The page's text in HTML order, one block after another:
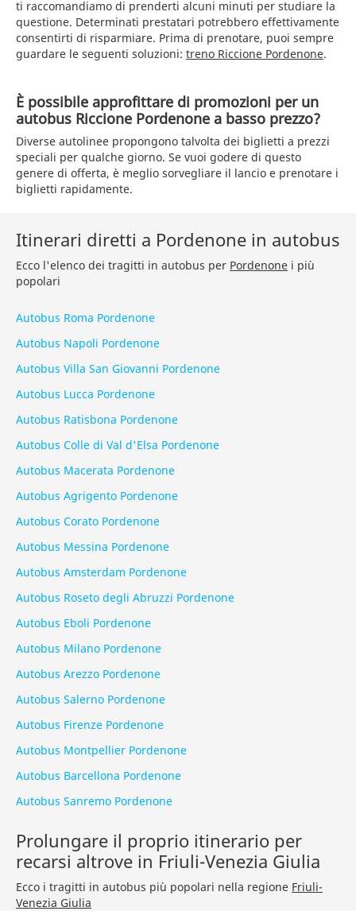
ti raccomandiamo di prenderti alcuni minuti per studiare la
questione. Determinati prestatari potrebbero effettivamente
consentirti di risparmiare. Prima di prenotare, puoi sempre
guardare le seguenti soluzioni: treno Riccione Pordenone.
È possibile approfittare di promozioni per un
autobus Riccione Pordenone a basso prezzo?
Diverse autolinee propongono talvolta dei biglietti a prezzi
speciali per qualche giorno. Se vuoi godere di questo
genere di offerta, è meglio sorvegliare il lancio e prenotare i
biglietti rapidamente.
Itinerari diretti a Pordenone in autobus
Ecco l'elenco dei tragitti in autobus per Pordenone i più
popolari
Autobus Roma Pordenone
Autobus Napoli Pordenone
Autobus Villa San Giovanni Pordenone
Autobus Lucca Pordenone
Autobus Ratisbona Pordenone
Autobus Colle di Val d'Elsa Pordenone
Autobus Macerata Pordenone
Autobus Agrigento Pordenone
Autobus Corato Pordenone
Autobus Messina Pordenone
Autobus Amsterdam Pordenone
Autobus Roseto degli Abruzzi Pordenone
Autobus Eboli Pordenone
Autobus Milano Pordenone
Autobus Arezzo Pordenone
Autobus Salerno Pordenone
Autobus Firenze Pordenone
Autobus Montpellier Pordenone
Autobus Barcellona Pordenone
Autobus Sanremo Pordenone
Prolungare il proprio itinerario per
recarsi altrove in Friuli-Venezia Giulia
Ecco i tragitti in autobus più popolari nella regione Friuli-
Venezia Giulia